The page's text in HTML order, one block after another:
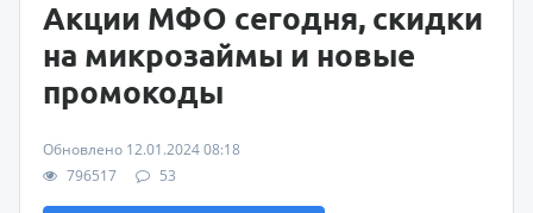
Акции МФО сегодня, скидки
на микрозаймы и новые
промокоды
Обновлено 12.01.2024 08:18
796517
53